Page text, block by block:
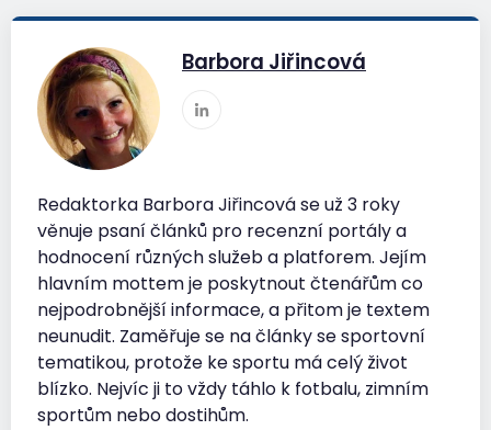
Barbora Jiřincová
Redaktorka Barbora Jiřincová se už 3 roky
věnuje psaní článků pro recenzní portály a
hodnocení různých služeb a platforem. Jejím
hlavním mottem je poskytnout čtenářům co
nejpodrobnější informace, a přitom je textem
neunudit. Zaměřuje se na články se sportovní
tematikou, protože ke sportu má celý život
blízko. Nejvíc ji to vždy táhlo k fotbalu, zimním
sportům nebo dostihům.